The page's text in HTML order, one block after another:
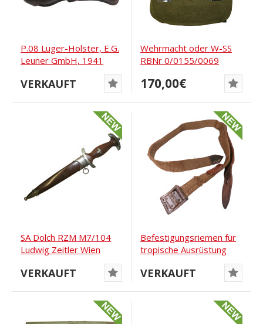
P.08 Luger-Holster, E.G.
Leuner GmbH, 1941
VERKAUFT
Wehrmacht oder W-SS
RBNr 0/0155/0069
170,00€
SA Dolch RZM M7/104
Ludwig Zeitler Wien
VERKAUFT
Befestigungsriemen für
tropische Ausrüstung
VERKAUFT